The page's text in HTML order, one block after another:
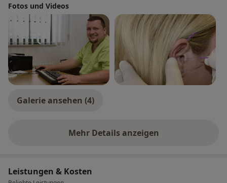
Hyaluronspritze bei Kniegelenksarthrose
Fotos und Videos
Galerie ansehen (4)
Mehr Details anzeigen
über Erfahrungen
Leistungen & Kosten